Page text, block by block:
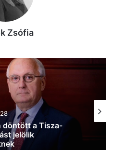
Zsófia
az
hogyan